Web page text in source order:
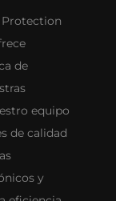
Protection
de
equipo
de calidad
y